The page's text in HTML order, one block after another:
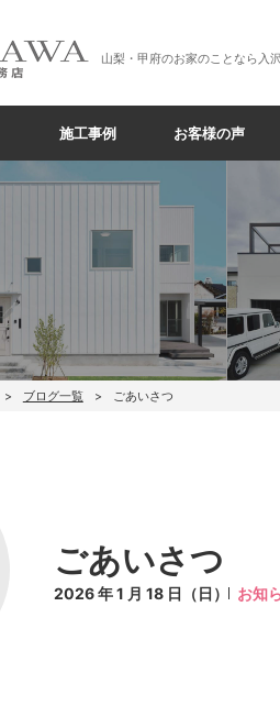
山梨・甲府のお家のことなら入
施工事例 お客様の声
ブログ一覧 ごあいさつ
ごあいさつ
2026 年 1 月 18 日（日） お知